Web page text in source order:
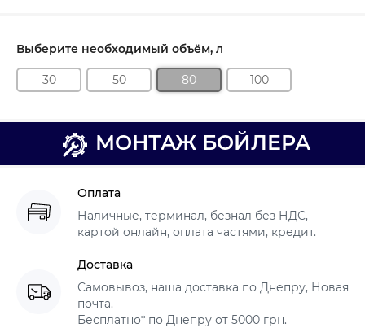
Выберите необходимый объём, л
30 50 80 100
МОНТАЖ БОЙЛЕРА
Оплата
Наличные, терминал, безнал без НДС,
картой онлайн, оплата частями, кредит.
Доставка
Самовывоз, наша доставка по Днепру, Новая
почта.
Бесплатно* по Днепру от 5000 грн.